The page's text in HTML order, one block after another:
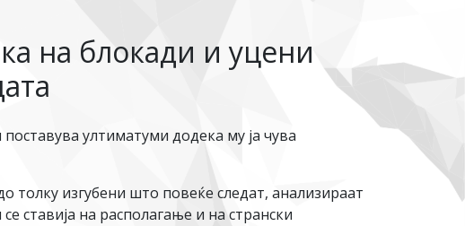
на блокади и уцени
ултиматуми додека му ја чува
толку изгубени што повеќе следат, анализираат
ставија на располагање и на странски